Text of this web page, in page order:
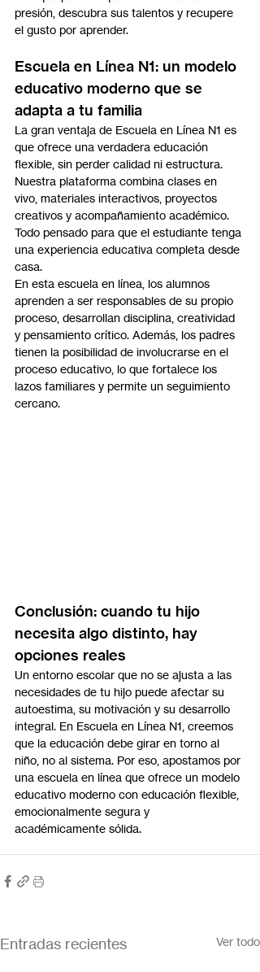
presión, descubra sus talentos y recupere
el gusto por aprender.
Escuela en Línea N1: un modelo
educativo moderno que se
adapta a tu familia
La gran ventaja de Escuela en Línea N1 es
que ofrece una verdadera educación
flexible, sin perder calidad ni estructura.
Nuestra plataforma combina clases en
vivo, materiales interactivos, proyectos
creativos y acompañamiento académico.
Todo pensado para que el estudiante tenga
una experiencia educativa completa desde
casa.
En esta escuela en línea, los alumnos
aprenden a ser responsables de su propio
proceso, desarrollan disciplina, creatividad
y pensamiento crítico. Además, los padres
tienen la posibilidad de involucrarse en el
proceso educativo, lo que fortalece los
lazos familiares y permite un seguimiento
cercano.
Conclusión: cuando tu hijo
necesita algo distinto, hay
opciones reales
Un entorno escolar que no se ajusta a las
necesidades de tu hijo puede afectar su
autoestima, su motivación y su desarrollo
integral. En Escuela en Línea N1, creemos
que la educación debe girar en torno al
niño, no al sistema. Por eso, apostamos por
una escuela en línea que ofrece un modelo
educativo moderno con educación flexible,
emocionalmente segura y
académicamente sólida.
Entradas recientes Ver todo